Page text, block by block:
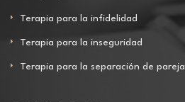
Terapia para la infidelidad
Terapia para la inseguridad
Terapia para la separación de pareja